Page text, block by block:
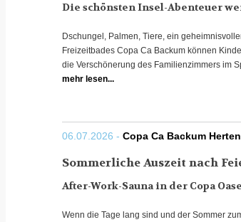
Die schönsten Insel-Abenteuer
Dschungel, Palmen, Tiere, ein
Freizeitbades Copa Ca Backum können
die Verschönerung des Familienzimmers im
mehr lesen...
06.07.2026 - Copa Ca Backum Herten
Sommerliche Auszeit nach
After-Work-Sauna in der Copa Oase
Wenn die Tage lang sind und der Sommer